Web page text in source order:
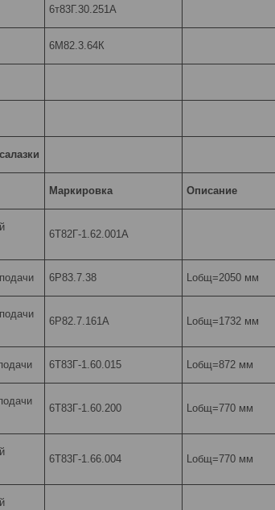
6т83Г.30.251А
6М82.3.64К
Маркировка Описание
6Т82Г-1.62.001А
6Р83.7.38 Lобщ=2050 мм
6Р82.7.161А Lобщ=1732 мм
6Т83Г-1.60.015 Lобщ=872 мм
6Т83Г-1.60.200 Lобщ=770 мм
6Т83Г-1.66.004 Lобщ=770 мм